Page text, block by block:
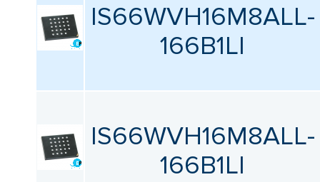
IS66WVH16M8ALL-
166B1LI
IS66WVH16M8ALL-
166B1LI